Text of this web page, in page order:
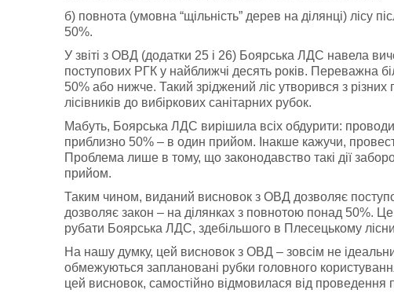
б) повнота (умовна “щільність” дерев на ділянці)
50%.
У звіті з ОВД (додатки 25 і 26) Боярська ЛДС навела
поступових РГК у найближчі десять років. Переважна
50% або нижче. Такий зріджений ліс утворився з
лісівників до вибіркових санітарних рубок.
Мабуть, Боярська ЛДС вирішила всіх обдурити:
приблизно 50% – в один прийом. Інакше кажучи,
Проблема лише в тому, що законодавство такі дії
прийом.
Таким чином, виданий висновок з ОВД дозволяє
дозволяє закон – на ділянках з повнотою понад 50%.
рубати Боярська ЛДС, здебільшого в Плесецькому
На нашу думку, цей висновок з ОВД – зовсім не
обмежуються заплановані рубки головного
цей висновок, самостійно відмовилася від